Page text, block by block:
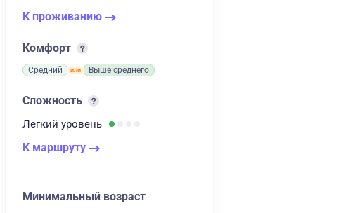
К проживанию
Комфорт
Средний Выше среднего
Сложность
Легкий уровень
К маршруту
Минимальный возраст